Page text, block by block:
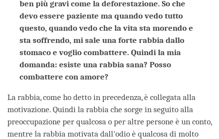
ben più gravi come la deforestazione. So che
devo essere paziente ma quando vedo tutto
questo, quando vedo che la vita sta morendo e
sta soffrendo, mi sale una forte rabbia dallo
stomaco e voglio combattere. Quindi la mia
domanda: esiste una rabbia sana? Posso
combattere con amore?
La rabbia, come ho detto in precedenza, è collegata alla
motivazione. Quindi la rabbia che sorge in seguito alla
preoccupazione per qualcosa o per altre persone è un conto,
mentre la rabbia motivata dall'odio è qualcosa di molto